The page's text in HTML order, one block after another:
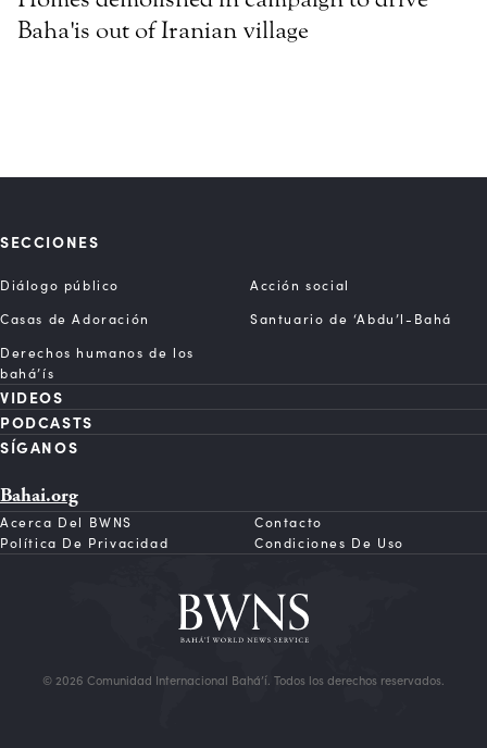
Baha'is out of Iranian village
SECCIONES
Diálogo público
Acción social
Casas de Adoración
Santuario de ‘Abdu’l-Bahá
Derechos humanos de los
bahá’ís
VIDEOS
PODCASTS
SÍGANOS
Bahai.org
Acerca Del BWNS
Contacto
Política De Privacidad
Condiciones De Uso
© 2026 Comunidad Internacional Bahá’í. Todos los derechos reservados.